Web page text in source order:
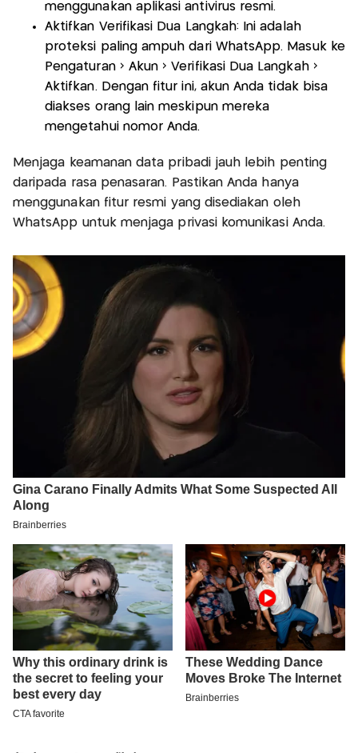
menggunakan aplikasi antivirus resmi.
Aktifkan Verifikasi Dua Langkah: Ini adalah
proteksi paling ampuh dari WhatsApp. Masuk ke
Pengaturan > Akun > Verifikasi Dua Langkah >
Aktifkan. Dengan fitur ini, akun Anda tidak bisa
diakses orang lain meskipun mereka
mengetahui nomor Anda.
Menjaga keamanan data pribadi jauh lebih penting
daripada rasa penasaran. Pastikan Anda hanya
menggunakan fitur resmi yang disediakan oleh
WhatsApp untuk menjaga privasi komunikasi Anda.